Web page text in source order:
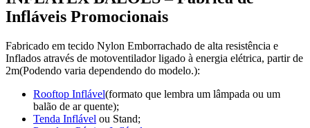
Infláveis Promocionais
Fabricado em tecido Nylon Emborrachado de alta resistência e
Inflados através de motoventilador ligado à energia elétrica, partir de
2m(Podendo varia dependendo do modelo.):
Rooftop Inflável(formato que lembra um lâmpada ou um
balão de ar quente);
Tenda Inflável ou Stand;